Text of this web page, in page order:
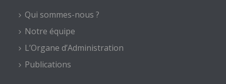
Qui sommes-nous ?
Notre équipe
L’Organe d’Administration
Publications